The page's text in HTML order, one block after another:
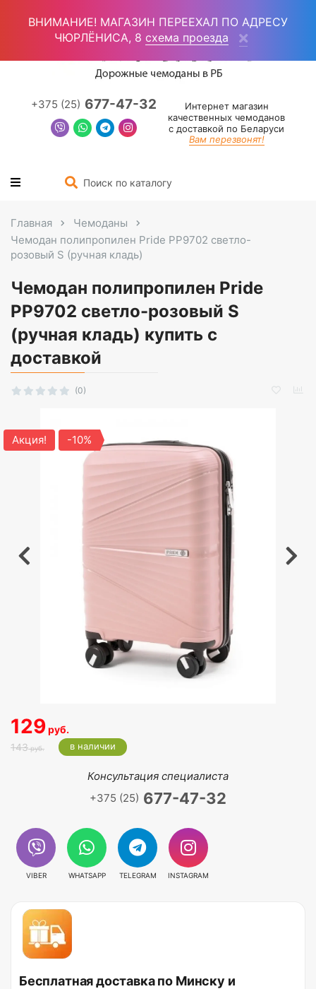
+375 (25) 677-47-32
Интернет магазин
качественных чемоданов
с доставкой по Беларуси
Вам перезвонят!
Главная
Чемоданы
Чемодан полипропилен Pride PP9702 светло-
розовый S (ручная кладь)
Чемодан полипропилен Pride
PP9702 светло-розовый S
(ручная кладь) купить с
доставкой
(0)
Акция! -10%
129руб.
143руб. в наличии
Консультация специалиста
+375 (25) 677-47-32
VIBER WHATSAPP TELEGRAM INSTAGRAM
Бесплатная доставка по Минску и
ВНИМАНИЕ! МАГАЗИН ПЕРЕЕХАЛ ПО АДРЕСУ
ЧЮРЛЁНИСА, 8 схема проезда